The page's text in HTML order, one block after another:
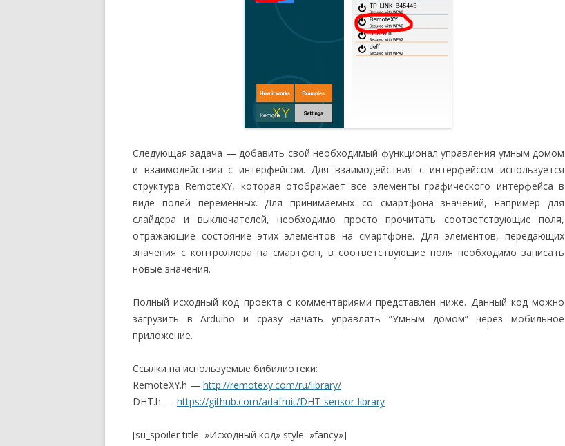
Следующая задача — добавить свой необходимый функционал управления умным домом
и взаимодействия с интерфейсом. Для взаимодействия с интерфейсом используется
структура RemoteXY, которая отображает все элементы графического интерфейса в
виде полей переменных. Для принимаемых со смартфона значений, например для
слайдера и выключателей, необходимо просто прочитать соответствующие поля,
отражающие состояние этих элементов на смартфоне. Для элементов, передающих
значения с контроллера на смартфон, в соответствующие поля необходимо записать
новые значения.
Полный исходный код проекта с комментариями представлен ниже. Данный код можно
загрузить в Arduino и сразу начать управлять ”Умным домом” через мобильное
приложение.
Ссылки на используемые бибилиотеки:
RemoteXY.h — http://remotexy.com/ru/library/
DHT.h — https://github.com/adafruit/DHT-sensor-library
[su_spoiler title=»Исходный код» style=»fancy»]